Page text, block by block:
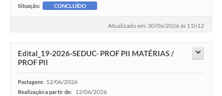
Situação: CONCLUÍDO
Atualizado em: 30/06/2026 às 11h12
Edital_19-2026-SEDUC- PROF PII MATÉRIAS /
PROF PII
Postagem: 12/06/2026
Realização a partir de: 12/06/2026